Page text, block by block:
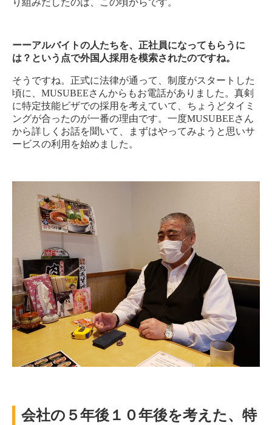
り組みだしたのは、この頃からです。
ーーアルバイトの人たちを、正社員になってもらうに
は？という点で外国人採用を模索されたのですね。
そうですね。正式に法律が通って、制度がスタートした
頃に、MUSUBEEさんからもお電話がありました。真剣
に特定技能ビザでの採用を考えていて、ちょうどタイミ
ングが合ったのが一番の理由です。一度MUSUBEEさん
から詳しくお話を聞いて、まずはやってみようと思いサ
ービスの利用を始めました。
会社の５年後１０年後を考えた、特